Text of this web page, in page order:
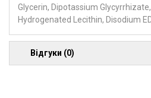
Glycerin, Dipotassium
Hydrogenated Lecithin, Disodium
Відгуки (0)